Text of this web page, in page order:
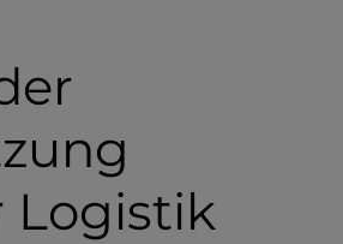
Logistik